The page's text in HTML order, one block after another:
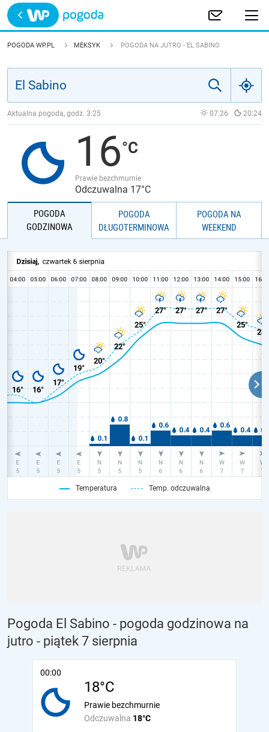
Trwa ładowanie
POLSKA
JAKOŚĆ POWIETRZA
POGODA WP.PL MEKSYK POGODA NA JUTRO - EL SABINO
Aktualna pogoda, godz. 3:25 07:26 20:24
16
Prawie bezchmurnie
Odczuwalna 17°C
POGODA
GODZINOWA
POGODA
DŁUGOTERMINOWA
POGODA NA
WEEKEND
Temperatura Temp. odczuwalna
Pogoda El Sabino - pogoda godzinowa na
jutro - piątek 7 sierpnia
00:00
18°C
Odczuwalna 18°C
Prawie bezchmurnie